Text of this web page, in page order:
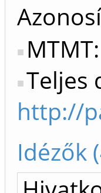
Teljes
http://
Idézők